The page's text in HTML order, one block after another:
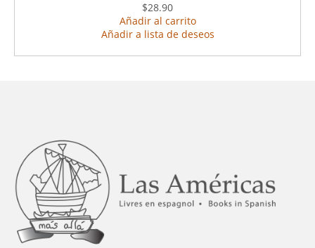
$28.90
Añadir al carrito
Añadir a lista de deseos